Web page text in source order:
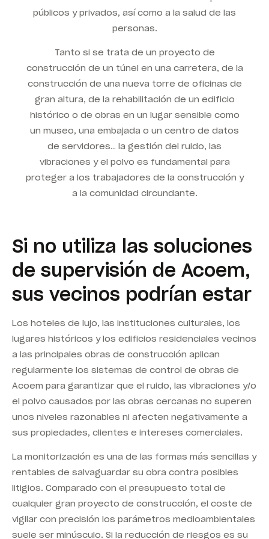
públicos y privados, así como a la salud de las
personas.
Tanto si se trata de un proyecto de
construcción de un túnel en una carretera, de la
construcción de una nueva torre de oficinas de
gran altura, de la rehabilitación de un edificio
histórico o de obras en un lugar sensible como
un museo, una embajada o un centro de datos
de servidores… la gestión del ruido, las
vibraciones y el polvo es fundamental para
proteger a los trabajadores de la construcción y
a la comunidad circundante.
Si no utiliza las soluciones
de supervisión de Acoem,
sus vecinos podrían estar
Los hoteles de lujo, las instituciones culturales, los
lugares históricos y los edificios residenciales vecinos
a las principales obras de construcción aplican
regularmente los sistemas de control de obras de
Acoem para garantizar que el ruido, las vibraciones y/o
el polvo causados por las obras cercanas no superen
unos niveles razonables ni afecten negativamente a
sus propiedades, clientes e intereses comerciales.
La monitorización es una de las formas más sencillas y
rentables de salvaguardar su obra contra posibles
litigios. Comparado con el presupuesto total de
cualquier gran proyecto de construcción, el coste de
vigilar con precisión los parámetros medioambientales
suele ser minúsculo. Si la reducción de riesgos es su